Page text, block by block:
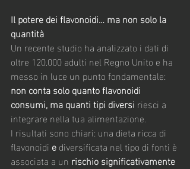
Il potere dei flavonoidi… ma non solo la
quantità
Un recente studio ha analizzato i dati di
oltre 120.000 adulti nel Regno Unito e ha
messo in luce un punto fondamentale:
non conta solo quanto flavonoidi
consumi, ma quanti tipi diversi riesci a
integrare nella tua alimentazione.
I risultati sono chiari: una dieta ricca di
flavonoidi e diversificata nel tipo di fonti è
associata a un rischio significativamente